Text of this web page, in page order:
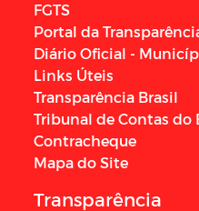
FGTS
Portal da
Diário Oficial -
Links Úteis
Transparência Brasil
Tribunal de Contas do
Contracheque
Mapa do Site
Transparência